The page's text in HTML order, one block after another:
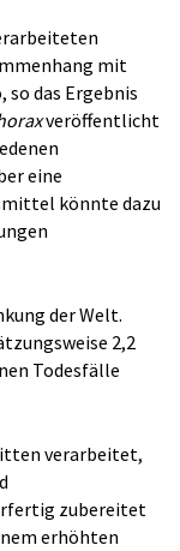
mit
das Ergebnis
veröffentlicht
eine
könnte dazu
der Welt.
2,2
Todesfälle
verarbeitet,
zubereitet
erhöhten